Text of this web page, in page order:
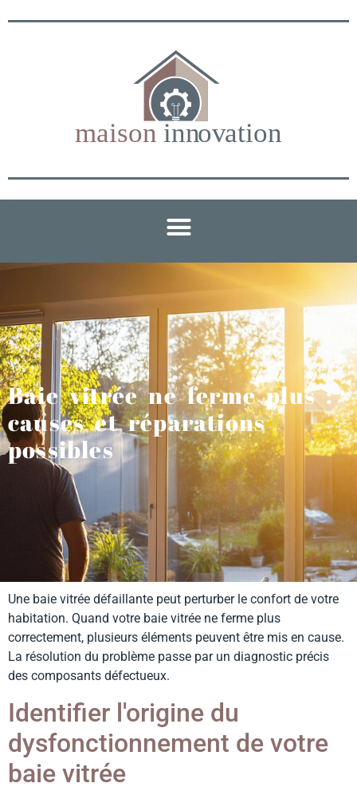
Baie vitrée ne ferme plus :
causes et réparations
possibles
Une baie vitrée défaillante peut perturber le confort de votre
habitation. Quand votre baie vitrée ne ferme plus
correctement, plusieurs éléments peuvent être mis en cause.
La résolution du problème passe par un diagnostic précis
des composants défectueux.
Identifier l'origine du
dysfonctionnement de votre
baie vitrée